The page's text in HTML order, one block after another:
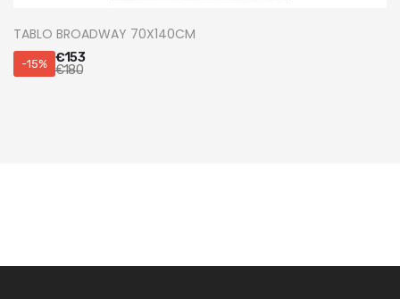
TABLO BROADWAY 70X140CM
-15% €153
€180